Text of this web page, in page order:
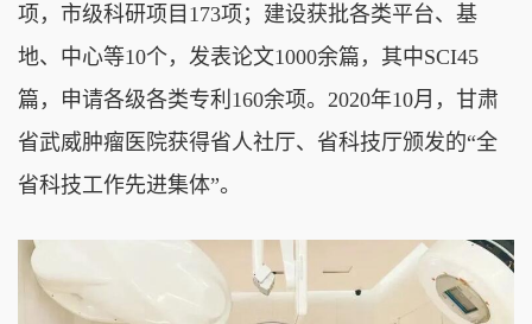
项，市级科研项目173项；建设获批各类平台、基
地、中心等10个，发表论文1000余篇，其中SCI45
篇，申请各级各类专利160余项。2020年10月，甘肃
省武威肿瘤医院获得省人社厅、省科技厅颁发的“全
省科技工作先进集体”。